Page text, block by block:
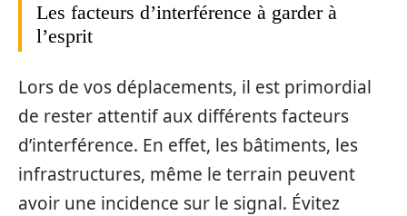
Les facteurs d’interférence à garder à
l’esprit
Lors de vos déplacements, il est primordial
de rester attentif aux différents facteurs
d’interférence. En effet, les bâtiments, les
infrastructures, même le terrain peuvent
avoir une incidence sur le signal. Évitez